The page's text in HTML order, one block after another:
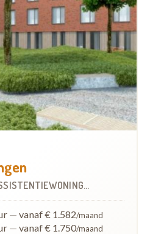
— vanaf € 1.582/maand
— vanaf € 1.750/maand